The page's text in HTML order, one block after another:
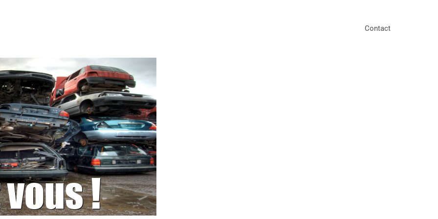
Contact
!